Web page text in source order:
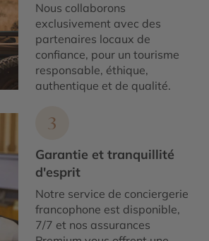
Nous collaborons
exclusivement avec des
partenaires locaux de
confiance, pour un tourisme
responsable, éthique,
authentique et de qualité.
3
Garantie et tranquillité
d'esprit
Notre service de conciergerie
francophone est disponible,
7/7 et nos assurances